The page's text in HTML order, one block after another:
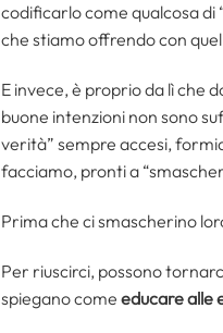
codificarlo come qualcosa di
che stiamo offrendo con
E invece, è proprio da lì che
buone intenzioni non sono
verità” sempre accesi,
facciamo, pronti a
Prima che ci smascherino
Per riuscirci, possono
spiegano come educare alle